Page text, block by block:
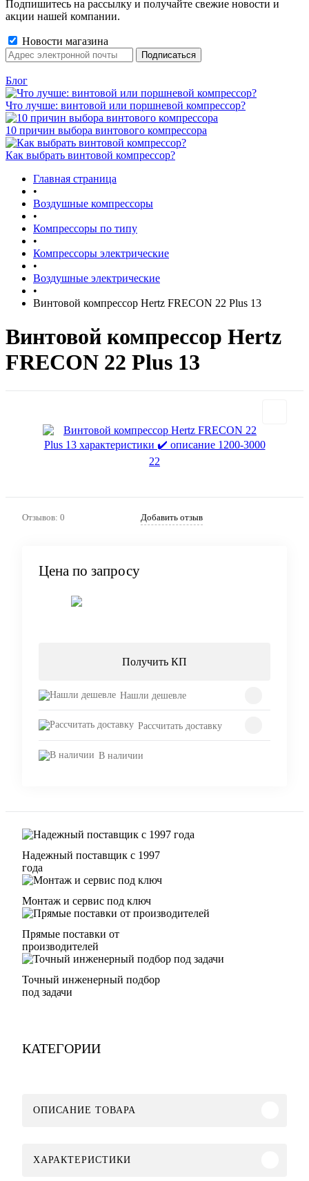
Подпишитесь на рассылку и получайте свежие новости и
акции нашей компании.
Новости магазина
Блог
Что лучше: винтовой или поршневой компрессор?
10 причин выбора винтового компрессора
Как выбрать винтовой компрессор?
Главная страница
•
Воздушные компрессоры
•
Компрессоры по типу
•
Компрессоры электрические
•
Воздушные электрические
•
Винтовой компрессор Hertz FRECON 22 Plus 13
Винтовой компрессор Hertz
FRECON 22 Plus 13
Отзывов: 0 Добавить отзыв
Цена по запросу
Получить КП
Нашли дешевле
Рассчитать доставку
В наличии
Надежный поставщик с 1997
года
Монтаж и сервис под ключ
Прямые поставки от
производителей
Точный инженерный подбор
под задачи
КАТЕГОРИИ
ОПИСАНИЕ ТОВАРА
ХАРАКТЕРИСТИКИ